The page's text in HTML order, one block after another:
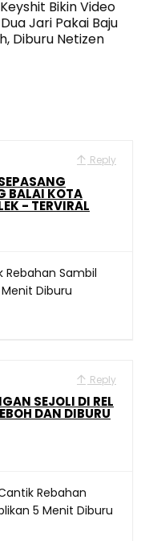
Bikin Video
Jari Pakai Baju
Diburu Netizen
Reply
BALAI KOTA
- TERVIRAL
Rebahan Sambil
Diburu
Reply
SEJOLI DI REL
DAN DIBURU
Rebahan
5 Menit Diburu